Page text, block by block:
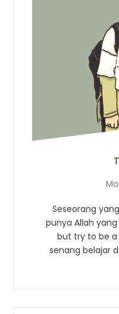
Seseorang
punya Allah
but try to be
senang belajar